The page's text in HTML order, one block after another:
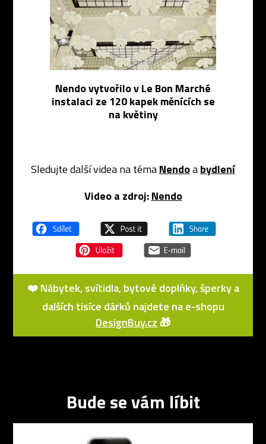
Nendo vytvořilo v Le Bon Marché
instalaci ze 120 kapek měnících se
na květiny
Sledujte další videa na témaNendoabydlení
Video a zdroj: Nendo
❤️ Nábytek, svítidla, bytové doplňky, šperky a
dalších tisíce dárků najdete na e-shopu
DesignBuy.cz 🎁
Bude se vám líbit